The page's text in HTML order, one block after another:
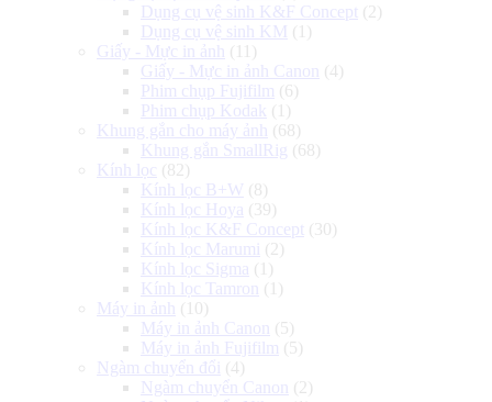
Dụng cụ vệ sinh K&F Concept (2)
Dụng cụ vệ sinh KM (1)
Giấy - Mực in ảnh
(11)
Giấy - Mực in ảnh Canon
(4)
Phim chụp Fujifilm (6)
Phim chụp Kodak (1)
Khung gắn cho máy ảnh
(68)
Khung gắn SmallRig (68)
Kính lọc (82)
Kính lọc B+W (8)
Kính lọc Hoya (39)
Kính lọc K&F Concept (30)
Kính lọc Marumi (2)
Kính lọc Sigma (1)
Kính lọc Tamron
(1)
Máy in ảnh
(10)
Máy in ảnh Canon
(5)
Máy in ảnh Fujifilm (5)
Ngàm chuyển đổi (4)
Ngàm chuyển Canon
(2)